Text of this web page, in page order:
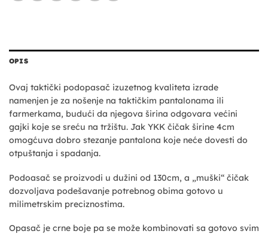
OPIS
Ovaj taktički podopasač izuzetnog kvaliteta izrade
namenjen je za nošenje na taktičkim pantalonama ili
farmerkama, budući da njegova širina odgovara većini
gajki koje se sreću na tržištu. Jak YKK čičak širine 4cm
omogćuva dobro stezanje pantalona koje neće dovesti do
otpuštanja i spadanja.
Podoasač se proizvodi u dužini od 130cm, a „muški“ čičak
dozvoljava podešavanje potrebnog obima gotovo u
milimetrskim preciznostima.
Opasač je crne boje pa se može kombinovati sa gotovo svim